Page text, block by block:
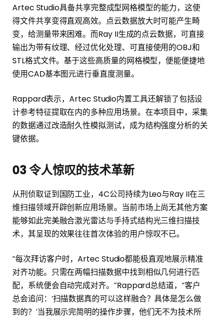
Artec Studio具备共享完整成型网格模型的能力，这使
得文件共享变得直观高效。点云数据放大时可能产生畸
变，给测量带来困难。而Ray II生成的点云数据，可直接
输出为带有纹理、经过优化处理、可直接使用的OBJ和
STL格式文件。基于这些高质量的网格模型，便能便捷地
使用CAD基本图元进行垂直度测量。
Rappard表示，Artec Studio内置工具还解锁了包括设
计参考特征提取在内的多种应用场景。在本项目中，采集
的数据通过改造耐久性模拟测试，成为结构强度分析的关
键依据。
03令人惊叹的技术革新
从刑侦取证到国防工业，4C公司持续为Leo与Ray II在三
维扫描领域开辟创新应用场景。当前市场上尚无其他方案
能够如此完美融合激光雷达与手持式结构光三维扫描技
术，其呈现的效果往往首次体验的用户惊叹不已。
“每次拜访客户时，Artec Studio都能极直观地展示精准
对齐功能。只需在两幅扫描数据中找到相似几何进行匹
配，系统便会自动完成对齐。”Rappard总结道，“客户
总会追问：‘扫描数据真的可以这样融合？具体是怎么做
到的？’当我展示完简明的操作步骤，他们无不为技术所